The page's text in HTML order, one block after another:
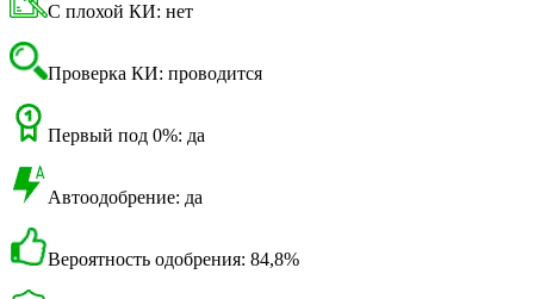
С плохой КИ: нет
Проверка КИ: проводится
Первый под 0%: да
Автоодобрение: да
Вероятность одобрения: 84,8%